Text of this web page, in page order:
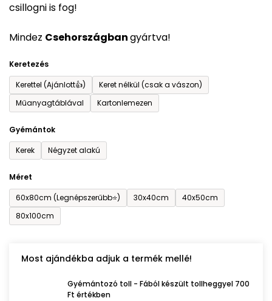
csillogni is fog!
Mindez Csehországbangyártva!
Keretezés
Kerettel (Ajánlott👍)
Keret nélkül (csak a vászon)
Műanyagtáblával
Kartonlemezen
Gyémántok
Kerek
Négyzet alakú
Méret
60x80cm (Legnépszerűbb⭐)
30x40cm
40x50cm
80x100cm
Most ajándékba adjuk a termék mellé!
Gyémántozó toll - Fából készült tollheggyel 700
Ft értékben